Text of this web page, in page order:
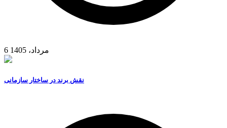
6 مرداد، 1405
نقش برند در ساختار سازمانی